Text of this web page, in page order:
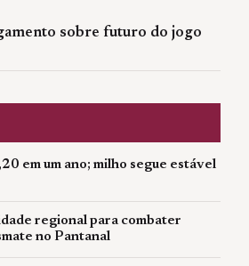
sobre futuro do jogo
em um ano; milho segue estável
regional para combater
no Pantanal